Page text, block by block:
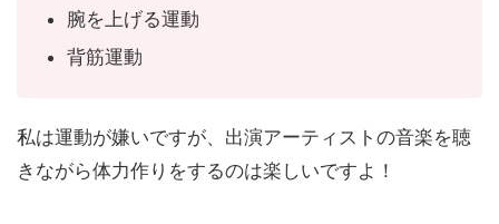
腕を上げる運動
背筋運動
私は運動が嫌いですが、出演アーティストの音楽を聴
きながら体力作りをするのは楽しいですよ！